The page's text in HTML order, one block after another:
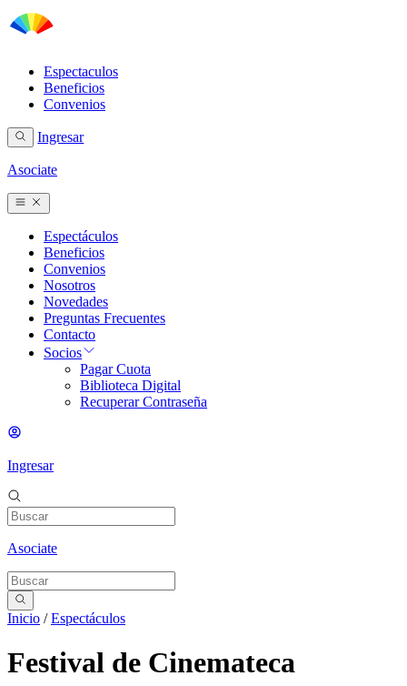
Espectaculos
Beneficios
Convenios
Ingresar
Asociate
Espectáculos
Beneficios
Convenios
Nosotros
Novedades
Preguntas Frecuentes
Contacto
Socios
Pagar Cuota
Biblioteca Digital
Recuperar Contraseña
Ingresar
Asociate
Inicio /Espectáculos
Festival de Cinemateca